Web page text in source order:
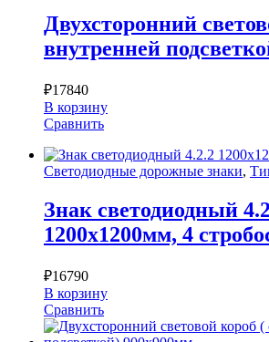
Двухсторонний
внутренней
₽17840
В корзину
Сравнить
Светодиодные дорожные знаки,
Знак светодиодный
1200х1200мм, 4
₽16790
В корзину
Сравнить